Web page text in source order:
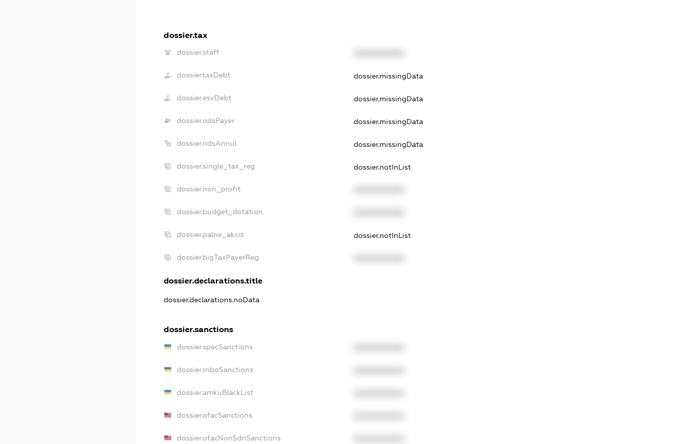
dossier.tax
dossier.staff
dossier.taxDebt dossier.missingData
dossier.esvDebt dossier.missingData
dossier.ndsPayer dossier.missingData
dossier.ndsAnnul dossier.missingData
dossier.single_tax_reg dossier.notInList
dossier.non_profit
dossier.budget_dotation
dossier.palne_akciz dossier.notInList
dossier.bigTaxPayerReg
dossier.declarations.title
dossier.declarations.noData
dossier.sanctions
dossier.specSanctions
dossier.rnboSanctions
dossier.amkuBlackList
dossier.ofacSanctions
dossier.ofacNonSdnSanctions